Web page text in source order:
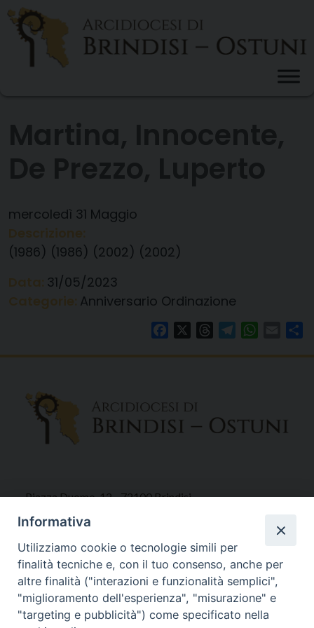
Skip
content
mercoledì 31 Maggio
(1986) (1986) (2002) (2002)
31/05/2023
Anniversario Ordinazione
FacebookThreadsTelegram Email
Piazza Duomo, 12 - 72100 Brindisi
Tel 0831.521958
Fax 0831.528315
Orari Curia
Mar. / Mer. / Giov. ore 9 - 13
Informativa
Utilizziamo cookie o tecnologie simili per
finalità tecniche e, con il tuo consenso, anche per
altre finalità ("interazioni e funzionalità semplici",
"miglioramento dell'esperienza", "misurazione" e
"targeting e pubblicità") come specificato nella